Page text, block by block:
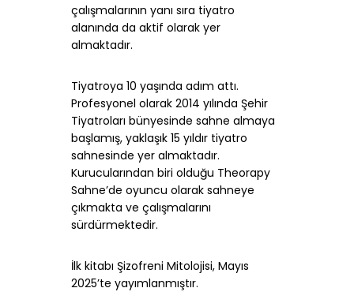
çalışmalarının yanı sıra tiyatro
alanında da aktif olarak yer
almaktadır.
Tiyatroya 10 yaşında adım attı.
Profesyonel olarak 2014 yılında Şehir
Tiyatroları bünyesinde sahne almaya
başlamış, yaklaşık 15 yıldır tiyatro
sahnesinde yer almaktadır.
Kurucularından biri olduğu Theorapy
Sahne’de oyuncu olarak sahneye
çıkmakta ve çalışmalarını
sürdürmektedir.
İlk kitabı Şizofreni Mitolojisi, Mayıs
2025’te yayımlanmıştır.